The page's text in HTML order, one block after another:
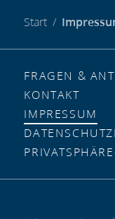
Start
FRAGEN &
KONTAKT
IMPRESSUM